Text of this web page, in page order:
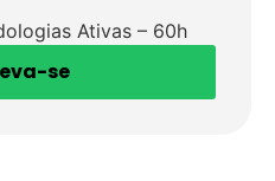
Ativas – 60h
se